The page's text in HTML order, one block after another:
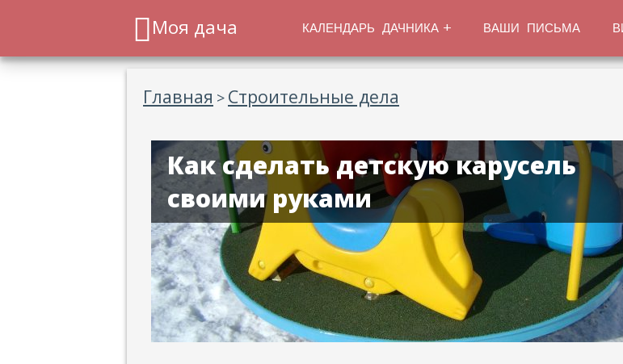
Моя дача КАЛЕНДАРЬ ДАЧНИКА ВАШИ ПИСЬМА
Главная > Строительные дела
Как сделать детскую карусель
своими руками